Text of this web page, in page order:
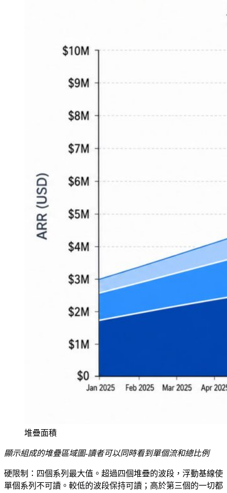
堆疊面積
顯示組成的堆疊區域圖-讀者可以同時看到單個流和總比例
硬限制：四個系列最大值。超過四個堆疊的波段，浮動基線使
單個系列不可讀。較低的波段保持可讀；高於第三個的一切都